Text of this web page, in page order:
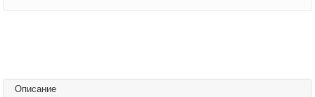
Описание